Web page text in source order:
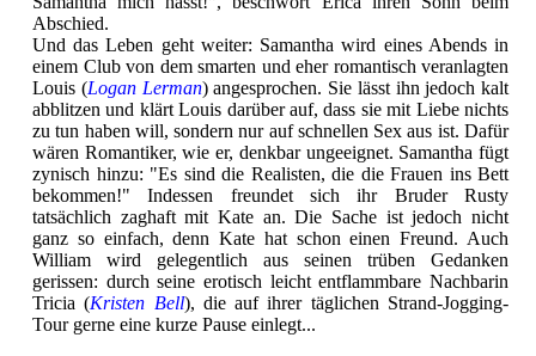
Abschied.
Und das Leben geht weiter: Samantha wird eines Abends in
einem Club von dem smarten und eher romantisch veranlagten
Louis (Logan Lerman) angesprochen. Sie lässt ihn jedoch kalt
abblitzen und klärt Louis darüber auf, dass sie mit Liebe nichts
zu tun haben will, sondern nur auf schnellen Sex aus ist. Dafür
wären Romantiker, wie er, denkbar ungeeignet. Samantha fügt
zynisch hinzu: "Es sind die Realisten, die die Frauen ins Bett
bekommen!" Indessen freundet sich ihr Bruder Rusty
tatsächlich zaghaft mit Kate an. Die Sache ist jedoch nicht
ganz so einfach, denn Kate hat schon einen Freund. Auch
William wird gelegentlich aus seinen trüben Gedanken
gerissen: durch seine erotisch leicht entflammbare Nachbarin
Tricia (Kristen Bell), die auf ihrer täglichen Strand-Jogging-
Tour gerne eine kurze Pause einlegt...